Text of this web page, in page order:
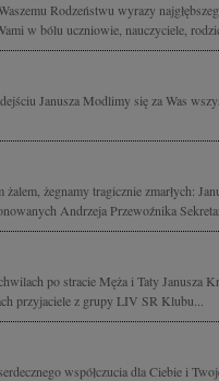
Rodzeństwu wyrazy
w bólu uczniowie, nauczyciele,
Janusza Modlimy się za Was
żegnamy tragicznie zmarłych:
Andrzeja Przewoźnika
po stracie Męża i Taty Janusza
przyjaciele z grupy LIV SR Klubu...
współczucia dla Ciebie i